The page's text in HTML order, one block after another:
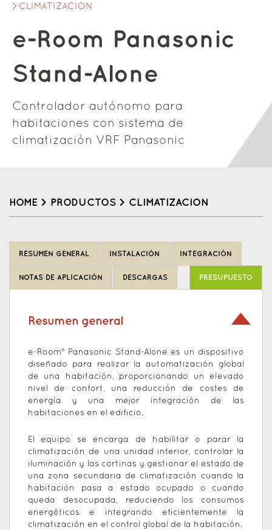
CLIMATIZACION
e-Room Panasonic
Stand-Alone
Controlador autónomo para
habitaciones con sistema de
climatización VRF Panasonic
HOME > PRODUCTOS > CLIMATIZACION
RESUMEN GENERAL INSTALACIÓN INTEGRACIÓN
NOTAS DE APLICACIÓN DESCARGAS PRESUPUESTO
Resumen general
e-Room® Panasonic Stand-Alone es un dispositivo
diseñado para realizar la automatización global
de una habitación, proporcionando un elevado
nivel de confort, una reducción de costes de
energía y una mejor integración de las
habitaciones en el edificio.
El equipo se encarga de habilitar o parar la
climatización de una unidad interior, controlar la
iluminación y las cortinas y gestionar el estado de
una zona secundaria de climatización cuando la
habitación pasa a estado ocupado o cuando
queda desocupada, reduciendo los consumos
energéticos e integrando eficientemente la
climatización en el control global de la habitación.